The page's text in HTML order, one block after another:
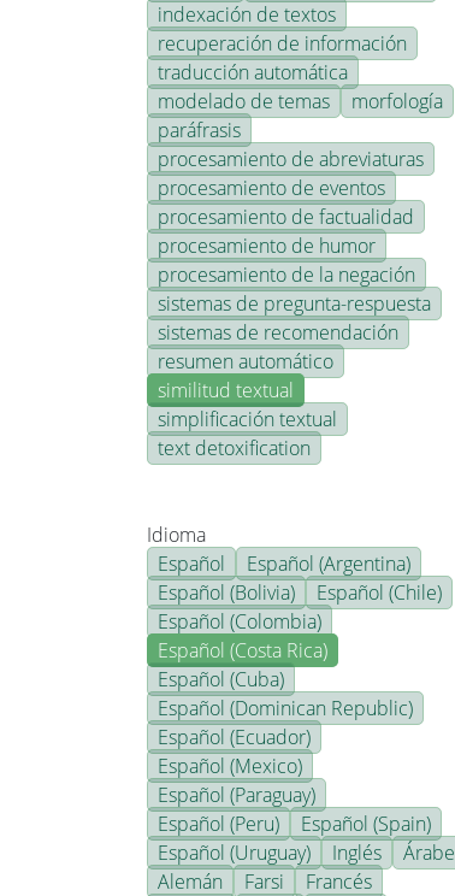
indexación de textos
recuperación de información
traducción automática
modelado de temas
morfología
paráfrasis
procesamiento de abreviaturas
procesamiento de eventos
procesamiento de factualidad
procesamiento de humor
procesamiento de la negación
sistemas de pregunta-respuesta
sistemas de recomendación
resumen automático
similitud textual
simplificación textual
text detoxification
Idioma
Español
Español (Argentina)
Español (Bolivia)
Español (Chile)
Español (Colombia)
Español (Costa Rica)
Español (Cuba)
Español (Dominican Republic)
Español (Ecuador)
Español (Mexico)
Español (Paraguay)
Español (Peru)
Español (Spain)
Español (Uruguay)
Inglés
Árabe
Alemán
Farsi
Francés